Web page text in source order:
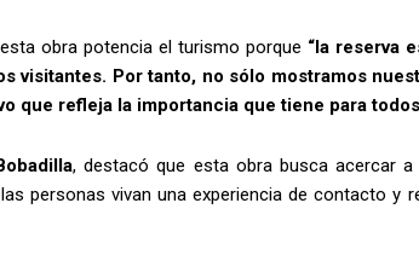
obra potencia el turismo porque “la reserva
visitantes. Por tanto, no sólo mostramos
que refleja la importancia que tiene para
, destacó que esta obra busca acercar a
personas vivan una experiencia de contacto y